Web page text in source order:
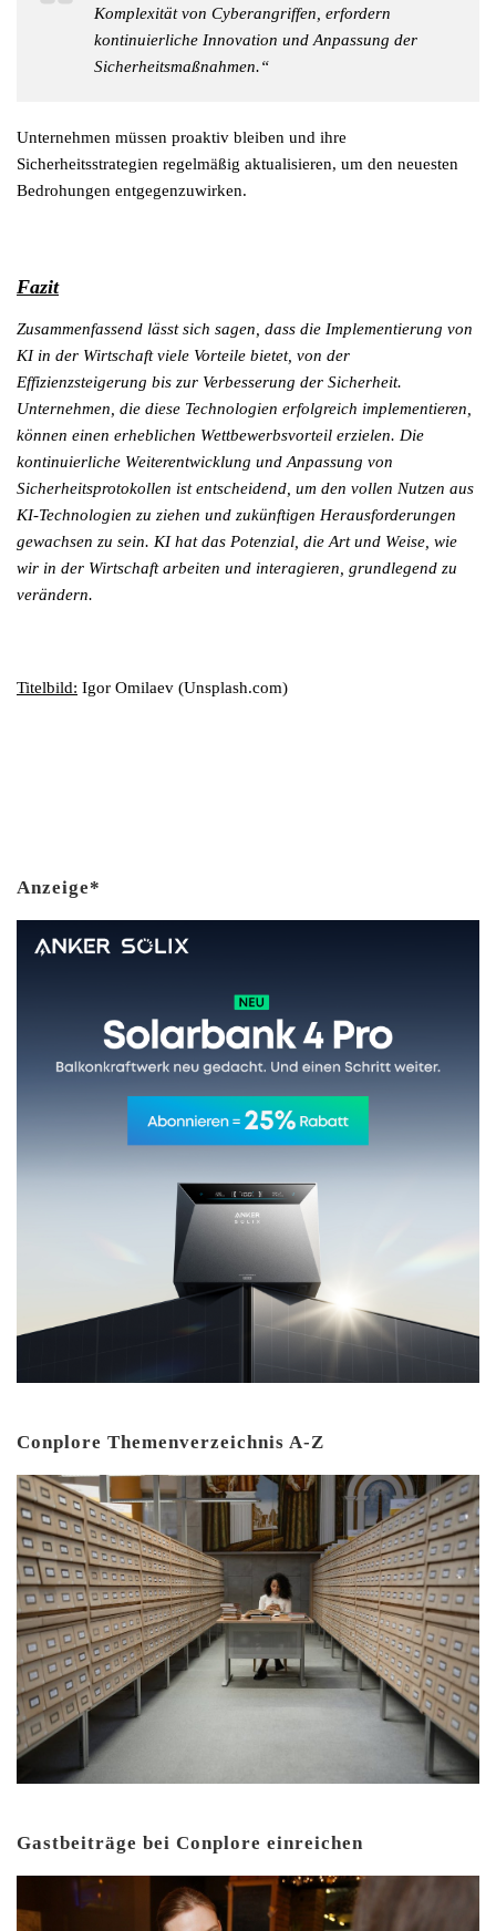
Komplexität von Cyberangriffen, erfordern
kontinuierliche Innovation und Anpassung der
Sicherheitsmaßnahmen.“
Unternehmen müssen proaktiv bleiben und ihre
Sicherheitsstrategien regelmäßig aktualisieren, um den neuesten
Bedrohungen entgegenzuwirken.
Fazit
Zusammenfassend lässt sich sagen, dass die Implementierung von
KI in der Wirtschaft viele Vorteile bietet, von der
Effizienzsteigerung bis zur Verbesserung der Sicherheit.
Unternehmen, die diese Technologien erfolgreich implementieren,
können einen erheblichen Wettbewerbsvorteil erzielen. Die
kontinuierliche Weiterentwicklung und Anpassung von
Sicherheitsprotokollen ist entscheidend, um den vollen Nutzen aus
KI-Technologien zu ziehen und zukünftigen Herausforderungen
gewachsen zu sein. KI hat das Potenzial, die Art und Weise, wie
wir in der Wirtschaft arbeiten und interagieren, grundlegend zu
verändern.
Titelbild: Igor Omilaev (Unsplash.com)
Anzeige*
Conplore Themenverzeichnis A-Z
Gastbeiträge bei Conplore einreichen